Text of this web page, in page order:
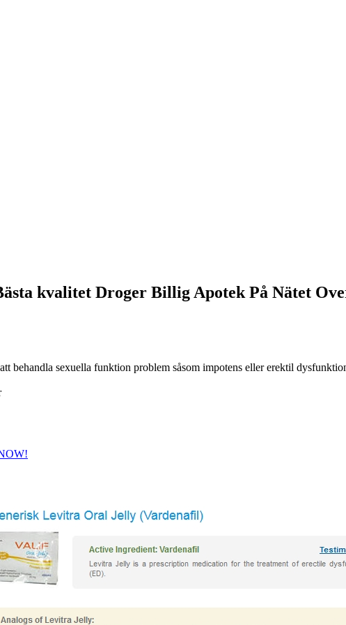
kvalitet Droger Billig Apotek På Nätet
behandla sexuella funktion problem såsom impotens eller erektil